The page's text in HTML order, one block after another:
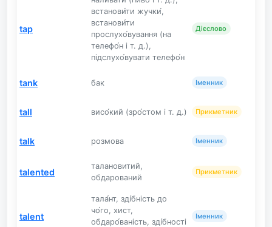
tap
встанови́ти жучки́,
встанови́ти
прослухо́вування (на
телефо́н і т. д.),
підслухо́вувати телефо́н
Дієслово
tank бак Іменник
tall висо́кий (зро́стом і т. д.) Прикметник
talk розмова Іменник
talented
талановитий,
обдарований
Прикметник
talent
тала́нт, зді́бність до
чо́го, хист,
обдаро́ваність, зді́бності
Іменник